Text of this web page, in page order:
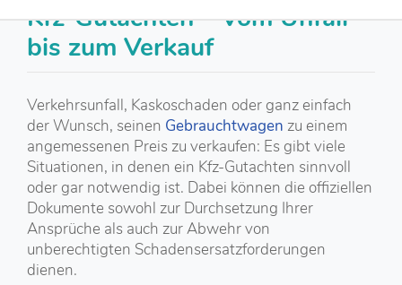
Kfz-Gutachten – Vom Unfall
bis zum Verkauf
Verkehrsunfall, Kaskoschaden oder ganz einfach
der Wunsch, seinen Gebrauchtwagen zu einem
angemessenen Preis zu verkaufen: Es gibt viele
Situationen, in denen ein Kfz-Gutachten sinnvoll
oder gar notwendig ist. Dabei können die offiziellen
Dokumente sowohl zur Durchsetzung Ihrer
Ansprüche als auch zur Abwehr von
unberechtigten Schadensersatzforderungen
dienen.